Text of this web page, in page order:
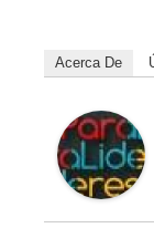
Acerca De